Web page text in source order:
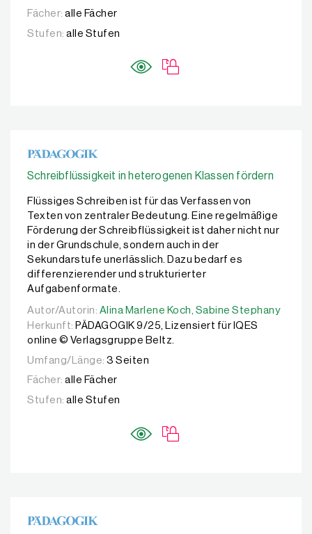
Fächer: alle Fächer
Stufen: alle Stufen
Schreibflüssigkeit in heterogenen Klassen fördern
Flüssiges Schreiben ist für das Verfassen von
Texten von zentraler Bedeutung. Eine regelmäßige
Förderung der Schreibflüssigkeit ist daher nicht nur
in der Grundschule, sondern auch in der
Sekundarstufe unerlässlich. Dazu bedarf es
differenzierender und strukturierter
Aufgabenformate.
Autor/Autorin: Alina Marlene Koch, Sabine Stephany
Autor/Autorin: Alina Marlene Koch, Sabine Stephany
Herkunft: PÄDAGOGIK 9/25, Lizensiert für IQES
online © Verlagsgruppe Beltz.
Umfang/Länge: 3 Seiten
Fächer: alle Fächer
Stufen: alle Stufen